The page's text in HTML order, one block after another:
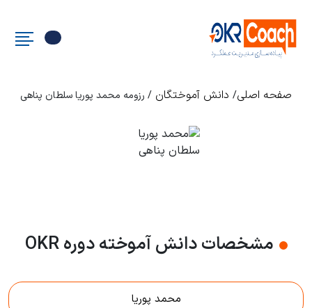
صفحه اصلی/ دانش آموختگان / رزومه محمد پوریا سلطان پناهی
مشخصات دانش آموخته دوره OKR
محمد پوریا